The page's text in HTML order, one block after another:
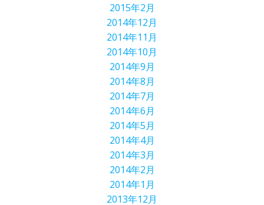
2015年2月
2014年12月
2014年11月
2014年10月
2014年9月
2014年8月
2014年7月
2014年6月
2014年5月
2014年4月
2014年3月
2014年2月
2014年1月
2013年12月